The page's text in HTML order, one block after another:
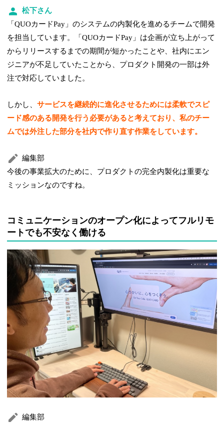
松下さん
「QUOカードPay」のシステムの内製化を進めるチームで開発
を担当しています。「QUOカードPay」は企画が立ち上がって
からリリースするまでの期間が短かったことや、社内にエン
ジニアが不足していたことから、プロダクト開発の一部は外
注で対応していました。
しかし、サービスを継続的に進化させるためには柔軟でスピ
ード感のある開発を行う必要があると考えており、私のチー
ムでは外注した部分を社内で作り直す作業をしています。
編集部
今後の事業拡大のために、プロダクトの完全内製化は重要な
ミッションなのですね。
コミュニケーションのオープン化によってフルリモ
ートでも不安なく働ける
編集部